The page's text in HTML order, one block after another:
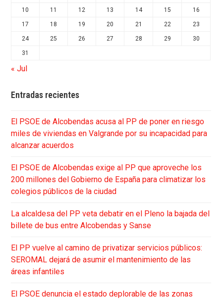
10 11 12 13 14 15 16
17 18 19 20 21 22 23
24 25 26 27 28 29 30
31
« Jul
Entradas recientes
El PSOE de Alcobendas acusa al PP de poner en riesgo
miles de viviendas en Valgrande por su incapacidad para
alcanzar acuerdos
El PSOE de Alcobendas exige al PP que aproveche los
200 millones del Gobierno de España para climatizar los
colegios públicos de la ciudad
La alcaldesa del PP veta debatir en el Pleno la bajada del
billete de bus entre Alcobendas y Sanse
El PP vuelve al camino de privatizar servicios públicos:
SEROMAL dejará de asumir el mantenimiento de las
áreas infantiles
El PSOE denuncia el estado deplorable de las zonas